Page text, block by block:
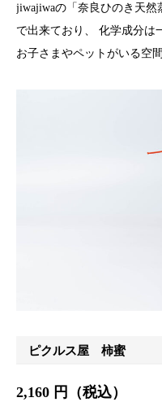
jiwajiwaの「奈良ひのき天
で出来ており、 化学成分は
お子さまやペットがいる空
ピクルス屋 柿蜜
2,160 円（税込）